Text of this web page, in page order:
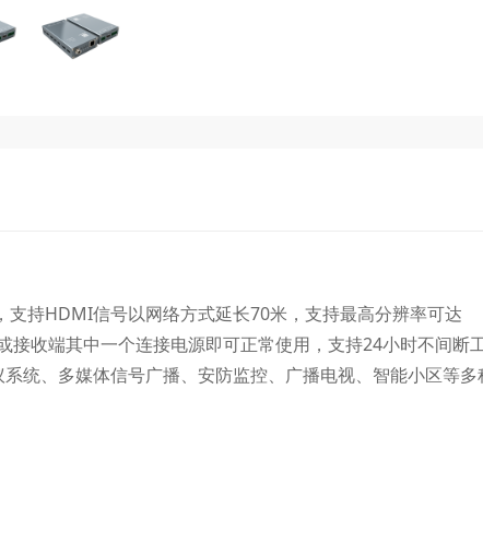
支持HDMI信号以网络方式延长70米，支持最高分辨率可达
接收端其中一个连接电源即可正常使用，支持24小时不间断
统、多媒体信号广播、安防监控、广播电视、智能小区等多